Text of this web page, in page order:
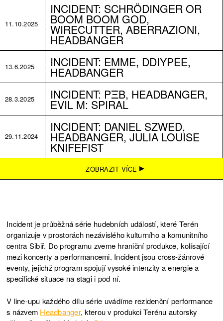
11.10.2025
INCIDENT: SCHRÖDINGER OR
BOOM BOOM GOD,
WIRECUTTER, ABERRAZIONI,
HEADBANGER
13.6.2025 INCIDENT: EMME, DDIYPEE,
HEADBANGER
28.3.2025 INCIDENT: PΞB, HEADBANGER,
EVIL M: SPIRAL
29.11.2024
INCIDENT: DANIEL SZWED,
HEADBANGER, JULIA LOUISE
KNIFEFIST
27.9.2024
INCIDENT: EUGÈNE BLOVE,
ZAFFER 9, HEADBANGER +
HARINGWEY, HEADBANGER
10.5.2024
INCIDENT: LORD SPIKEHEART,
AGUSTIN GENOUD,
HEADBANGER
ZOBRAZIT VÍCE
Incident je průběžná série hudebních událostí, které Terén
organizuje v prostorách nezávislého kulturního a komunitního
centra Sibiř. Do programu zveme hraniční produkce, kolísající
mezi koncerty a performancemi. Incident jsou cross-žánrové
eventy, jejichž program spojují vysoké intenzity a energie a
specifické situace na stagi i pod ní.
V line-upu každého dílu série uvádíme rezidenční performance
s názvem Headbanger, kterou v produkci Terénu autorsky